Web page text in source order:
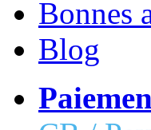
Bonnes
Blog